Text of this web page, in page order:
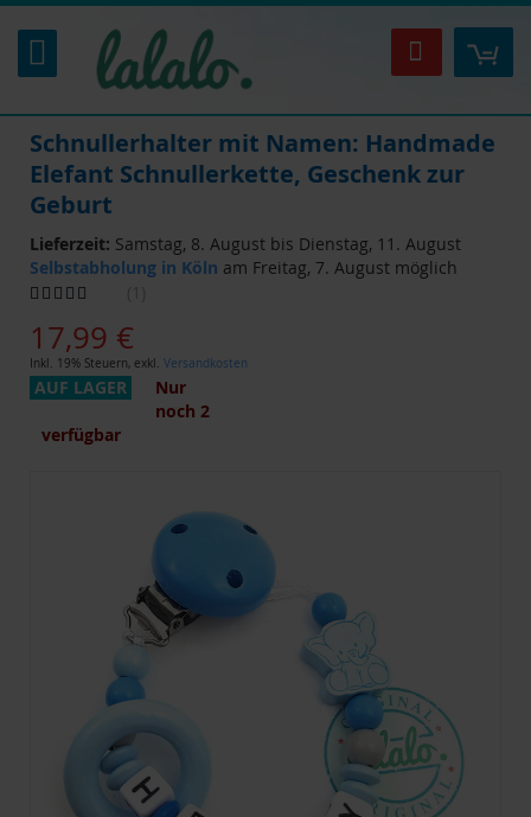
Inhalt
springen
Suche
Schnullerhalter mit Namen: Handmade
Elefant Schnullerkette, Geschenk zur
Geburt
Lieferzeit: Samstag, 8. August bis Dienstag, 11. August
Selbstabholung in Köln am Freitag, 7. August möglich
Bewertung:
17,99 €
Inkl. 19% Steuern, exkl. Versandkosten
AUF LAGER
Nur
noch 2
verfügbar